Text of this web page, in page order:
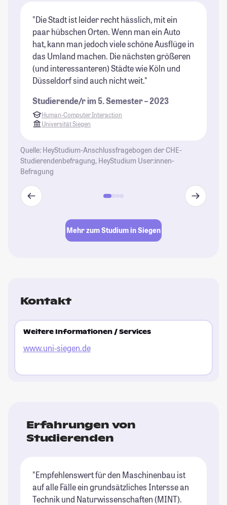
"Die Stadt ist leider recht hässlich, mit ein
paar hübschen Orten. Wenn man ein Auto
hat, kann man jedoch viele schöne Ausflüge in
das Umland machen. Die nächsten größeren
(und interessanteren) Städte wie Köln und
Düsseldorf sind auch nicht weit."
Studierende/r im 5. Semester – 2023
Human-Computer Interaction
Universität Siegen
Quelle: HeyStudium-Anschlussfragebogen der CHE-
Studierendenbefragung, HeyStudium User:innen-
Befragung
Mehr zum Studium in Siegen
Kontakt
Weitere Informationen / Services
www.uni-siegen.de
Erfahrungen von
Studierenden
"Empfehlenswert für den Maschinenbau ist
auf alle Fälle ein grundsätzliches Intersse an
Technik und Naturwissenschaften (MINT).